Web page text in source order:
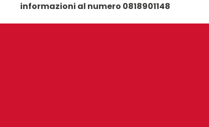
informazioni al numero 0818901148